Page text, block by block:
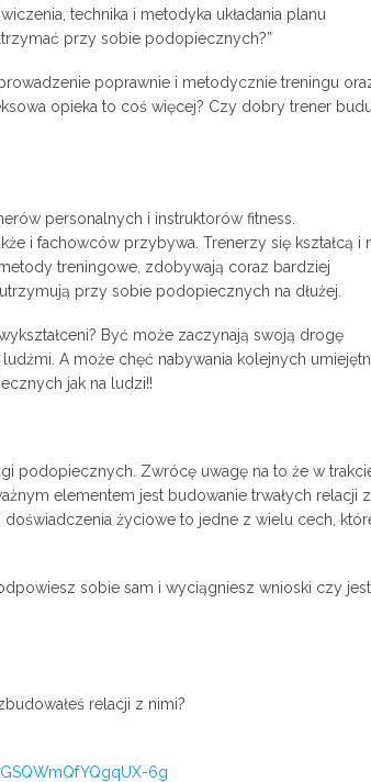
technika i metodyka układania planu
przy sobie podopiecznych?”
poprawnie i metodycznie treningu
opieka to coś więcej? Czy dobry trener
personalnych i instruktorów fitness.
i fachowców przybywa. Trenerzy się kształcą i
treningowe, zdobywają coraz bardziej
przy sobie podopiecznych na dłużej.
Być może zaczynają swoją drogę
A może chęć nabywania kolejnych
jak na ludzi!!
podopiecznych. Zwrócę uwagę na to że w
elementem jest budowanie trwałych relacji z
życiowe to jedne z wielu cech,
sobie sam i wyciągniesz wnioski czy
relacji z nimi?
6g